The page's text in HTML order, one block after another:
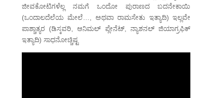
ಜೀವಕೋಟಿಗಳೆಲ್ಲ ನಮಗೆ ಒಂದೋ ಪುರಾಣದ ಬದನೇಕಾಯಿ
(ಒಂದಾಲದೆಲೆಯ ಮೇಲೆ…, ಅಥವಾ ರಾಮಸೇತು ಇತ್ಯಾದಿ) ಇಲ್ಲವೇ
ಪಾಶ್ಚಾತ್ಯರ (ಡಿಸ್ಕವರಿ, ಆನಿಮಲ್ ಪ್ಲೇನೆಟ್, ನ್ಯಾಶನಲ್ ಜಿಯಾಗ್ರಫಿಕ್
ಇತ್ಯಾದಿ) ಸಾಧನೋಚ್ಚಿಷ್ಟ